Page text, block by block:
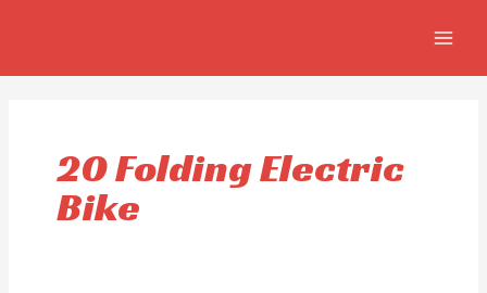
20 Folding Electric
Bike